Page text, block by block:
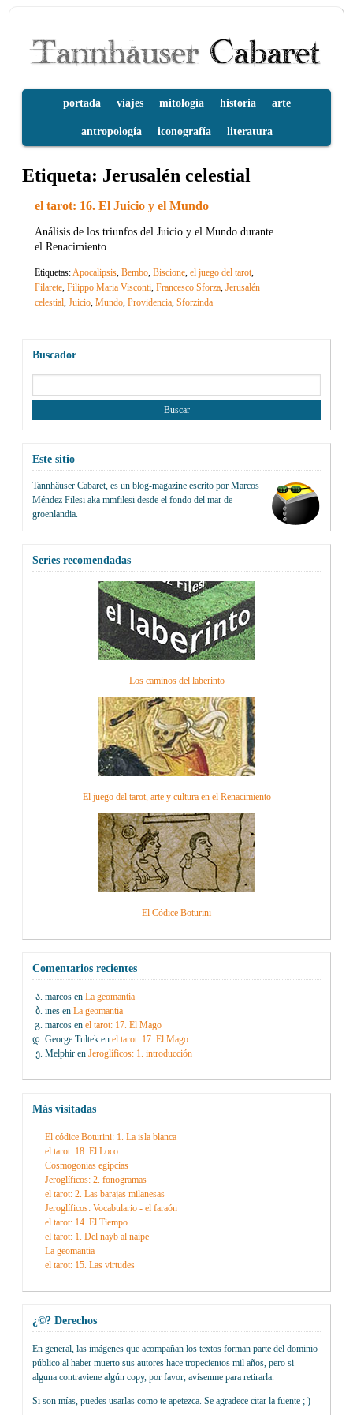
portada viajes mitología historia arte
antropología iconografía literatura
Etiqueta: Jerusalén celestial
el tarot: 16. El Juicio y el Mundo
Análisis de los triunfos del Juicio y el Mundo durante
el Renacimiento
Etiquetas:Apocalipsis,Bembo,Biscione,el juego del tarot,
Filarete,Filippo Maria Visconti,Francesco Sforza,Jerusalén
celestial,Juicio,Mundo,Providencia,Sforzinda
Buscador
Este sitio
Tannhäuser Cabaret, es un blog-magazine escrito porMarcos
Méndez Filesi aka mmfilesi desdeel fondo del mar de
groenlandia.
Series recomendadas
Los caminos del laberinto
El juego del tarot, arte y cultura en el Renacimiento
El Códice Boturini
Comentarios recientes
marcos enLa geomantia
ines enLa geomantia
marcos enel tarot: 17. El Mago
George Tultek enel tarot: 17. El Mago
Melphir enJeroglíficos: 1. introducción
Más visitadas
El códice Boturini: 1. La isla blanca
el tarot: 18. El Loco
Cosmogonías egipcias
Jeroglíficos: 2. fonogramas
el tarot: 2. Las barajas milanesas
Jeroglíficos: Vocabulario - el faraón
el tarot: 14. El Tiempo
el tarot: 1. Del nayb al naipe
La geomantia
el tarot: 15. Las virtudes
¿©? Derechos
En general, las imágenes que acompañan los textos forman parte del dominio
público al haber muerto sus autores hace tropecientos mil años, pero si
alguna contraviene algún copy, por favor, avísenme para retirarla.
Si son mías, puedes usarlas como te apetezca. Se agradece citar la fuente ; )